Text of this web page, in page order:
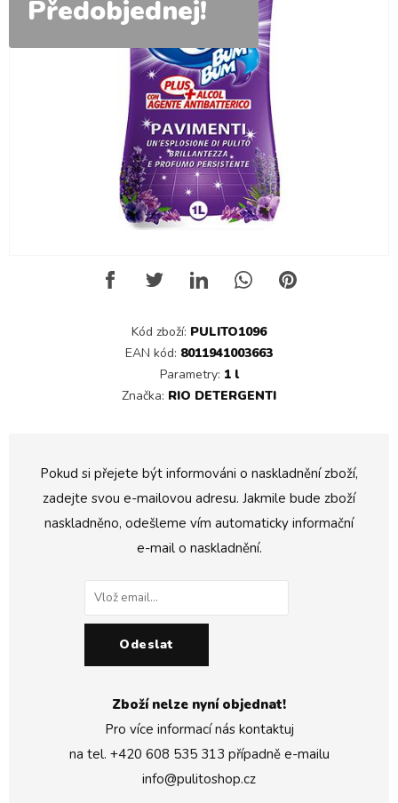
Předobjednej!
Kód zboží: PULITO1096
EAN kód: 8011941003663
Parametry: 1 l
Značka: RIO DETERGENTI
Pokud si přejete být informováni o naskladnění zboží,
zadejte svou e-mailovou adresu. Jakmile bude zboží
naskladněno, odešleme vím automaticky informační
e-mail o naskladnění.
Odeslat
Zboží nelze nyní objednat!
Pro více informací nás kontaktuj
na tel. +420 608 535 313 případně e-mailu
info@pulitoshop.cz